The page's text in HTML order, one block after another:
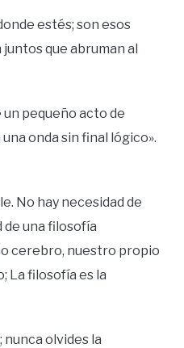
estés; son esos
que abruman al
un pequeño acto de
onda sin final lógico».
No hay necesidad de
de una filosofía
cerebro, nuestro propio
La filosofía es la
nunca olvides la